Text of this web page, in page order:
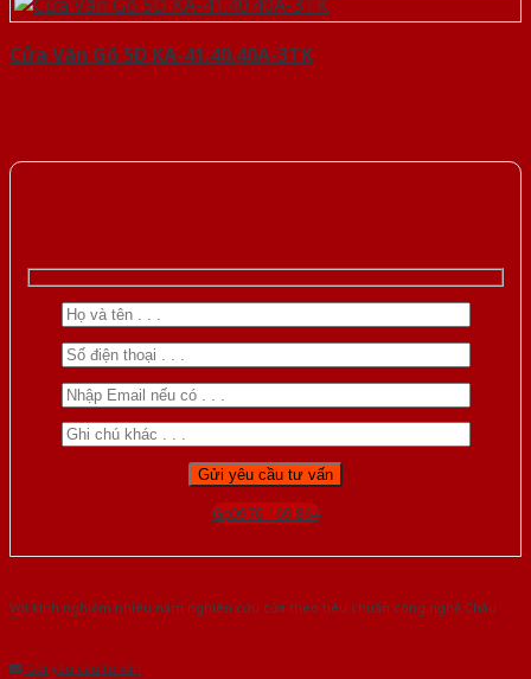
Cửa Vân Gỗ 5D KA-41.40.40A-3TK
Gọi 0976.169.864
Với kinh nghiệm nhiêu năm nghiên cứu cửa theo tiêu chuẩn công nghệ Châu
Âu.Chúng tôi tự tin là nhà sản xuất & cung cấp hàng đầu tại Việt Nam!
Gửi yêu cầu tư vấn